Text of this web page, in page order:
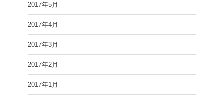
2017年5月
2017年4月
2017年3月
2017年2月
2017年1月